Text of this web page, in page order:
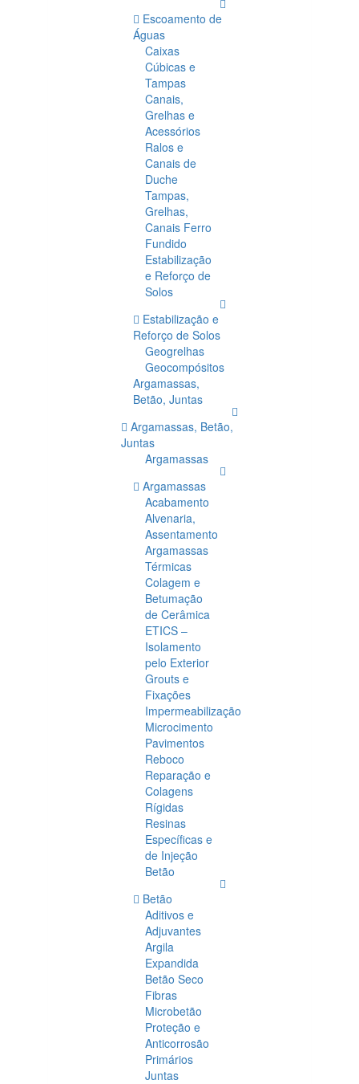
Escoamento de
Águas
Caixas
Cúbicas e
Tampas
Canais,
Grelhas e
Acessórios
Ralos e
Canais de
Duche
Tampas,
Grelhas,
Canais Ferro
Fundido
Estabilização
e Reforço de
Solos
Estabilização e
Reforço de Solos
Geogrelhas
Geocompósitos
Argamassas,
Betão, Juntas
Argamassas, Betão,
Juntas
Argamassas
Argamassas
Acabamento
Alvenaria,
Assentamento
Argamassas
Térmicas
Colagem e
Betumação
de Cerâmica
ETICS –
Isolamento
pelo Exterior
Grouts e
Fixações
Impermeabilização
Microcimento
Pavimentos
Reboco
Reparação e
Colagens
Rígidas
Resinas
Específicas e
de Injeção
Betão
Betão
Aditivos e
Adjuvantes
Argila
Expandida
Betão Seco
Fibras
Microbetão
Proteção e
Anticorrosão
Primários
Juntas